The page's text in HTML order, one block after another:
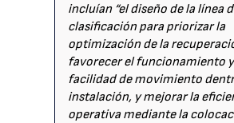
incluían “el diseño de la línea
clasificación para priorizar la
optimización de la
favorecer el funcionamiento
facilidad de movimiento
instalación, y mejorar la
operativa mediante la